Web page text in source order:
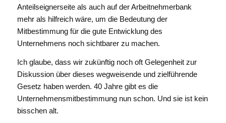
Anteilseignerseite als auch auf der Arbeitnehmerbank
mehr als hilfreich wäre, um die Bedeutung der
Mitbestimmung für die gute Entwicklung des
Unternehmens noch sichtbarer zu machen.
Ich glaube, dass wir zukünftig noch oft Gelegenheit zur
Diskussion über dieses wegweisende und zielführende
Gesetz haben werden. 40 Jahre gibt es die
Unternehmensmitbestimmung nun schon. Und sie ist kein
bisschen alt.